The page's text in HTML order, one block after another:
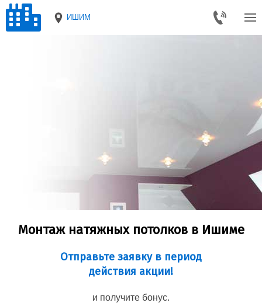
ИШИМ
Монтаж натяжных потолков в Ишиме
Отправьте заявку в период
действия акции!
и получите бонус.